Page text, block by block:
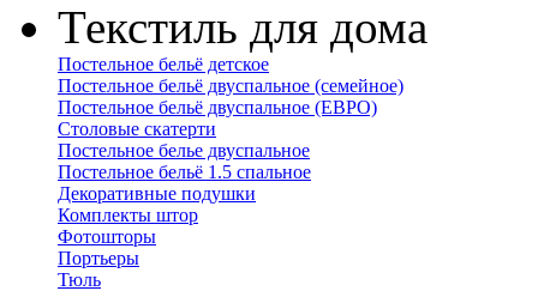
Текстиль для дома
Постельное бельё детское
Постельное бельё двуспальное (семейное)
Постельное бельё двуспальное (ЕВРО)
Столовые скатерти
Постельное белье двуспальное
Постельное бельё 1.5 спальное
Декоративные подушки
Комплекты штор
Фотошторы
Портьеры
Тюль